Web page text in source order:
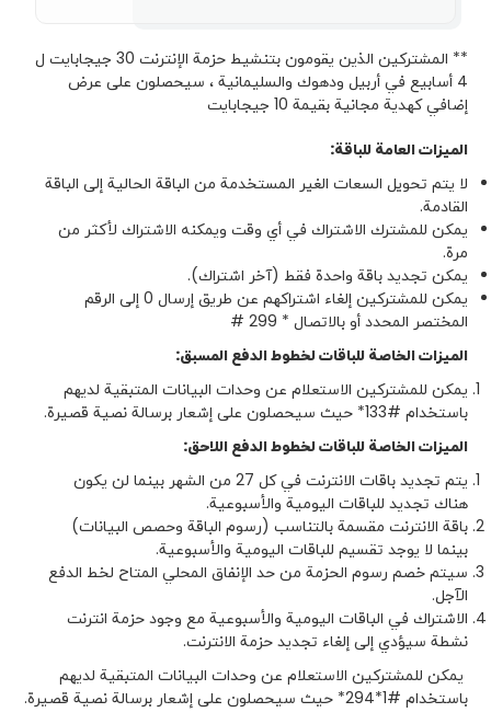
** المشتركين الذين يقومون بتنشيط حزمة الإنترنت 30 جيجابايت ل
4 أسابيع في أربيل ودهوك والسليمانية ، سيحصلون على عرض
إضافي كهدية مجانية بقيمة 10 جيجابايت
الميزات العامة للباقة:
لا يتم تحویل السعات الغیر المستخدمة من الباقة الحالية إلی الباقة
القادمة.
يمكن للمشترك الاشتراك في أي وقت ويمكنه الاشتراك لأكثر من
مرة.
يمكن تجديد باقة واحدة فقط (آخر اشتراك).
يمكن للمشتركين إلغاء اشتراكهم عن طريق إرسال 0 إلى الرقم
المختصر المحدد أو بالاتصال * 299 #
الميزات الخاصة للباقات لخطوط الدفع المسبق:
يمكن للمشتركين الاستعلام عن وحدات البيانات المتبقية لديهم
باستخدام #133* حيث سيحصلون على إشعار برسالة نصية قصيرة.
الميزات الخاصة للباقات لخطوط الدفع اللاحق:
يتم تجديد باقات الانترنت في كل 27 من الشهر بينما لن يكون
هناك تجديد للباقات اليومية والأسبوعية.
باقة الانترنت مقسمة بالتناسب (رسوم الباقة وحصص البيانات)
بينما لا يوجد تقسيم للباقات اليومية والأسبوعية.
سيتم خصم رسوم الحزمة من حد الإنفاق المحلي المتاح لخط الدفع
الآجل.
الاشتراك في الباقات اليومية والأسبوعية مع وجود حزمة انترنت
نشطة سيؤدي إلى إلغاء تجديد حزمة الانترنت.
يمكن للمشتركين الاستعلام عن وحدات البيانات المتبقية لديهم
باستخدام #1*294* حيث سيحصلون على إشعار برسالة نصية قصيرة.